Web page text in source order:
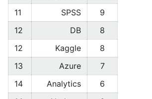
11
SPSS
9
12
DB
8
12
Kaggle
8
13
Azure
7
14
Analytics
6